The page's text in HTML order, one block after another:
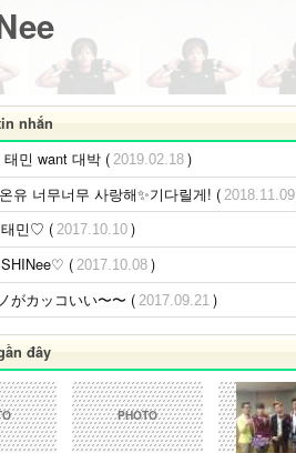
nhắn
태민 want 대박 ( 2019.02.18 )
온유 너무너무 사랑해✨기다릴게! ( 2018.11.09
태민♡ ( 2017.10.10 )
SHINee♡ ( 2017.10.08 )
がカッコいい〜〜 ( 2017.09.21 )
đây
PHOTO